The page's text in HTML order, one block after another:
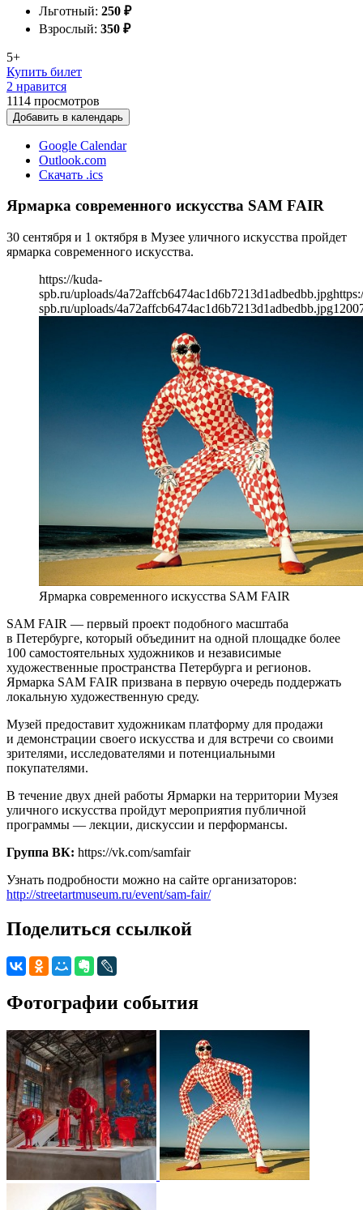
Льготный: 250 ₽
Взрослый: 350 ₽
5+
Купить билет
2 нравится
1114 просмотров
Добавить в календарь
Google Calendar
Outlook.com
Скачать .ics
Ярмарка современного искусства SAM FAIR
30 сентября и 1 октября в Музее уличного искусства пройдет
ярмарка современного искусства.
https://kuda-
spb.ru/uploads/4a72affcb6474ac1d6b7213d1adbedbb.jpg
spb.ru/uploads/4a72affcb6474ac1d6b7213d1adbedbb.jpg1200
Ярмарка современного искусства SAM FAIR
SAM FAIR — первый проект подобного масштаба
в Петербурге, который объединит на одной площадке более
100 самостоятельных художников и независимые
художественные пространства Петербурга и регионов.
Ярмарка SAM FAIR призвана в первую очередь поддержать
локальную художественную среду.
Музей предоставит художникам платформу для продажи
и демонстрации своего искусства и для встречи со своими
зрителями, исследователями и потенциальными
покупателями.
В течение двух дней работы Ярмарки на территории Музея
уличного искусства пройдут мероприятия публичной
программы — лекции, дискуссии и перформансы.
Группа ВК: https://vk.com/samfair
Узнать подробности можно на сайте организаторов:
http://streetartmuseum.ru/event/sam-fair/
Поделиться ссылкой
Фотографии события